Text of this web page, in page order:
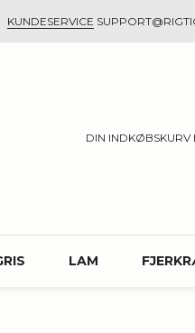
KUNDESERVICE
DIN INDKØBSKURV
LAM